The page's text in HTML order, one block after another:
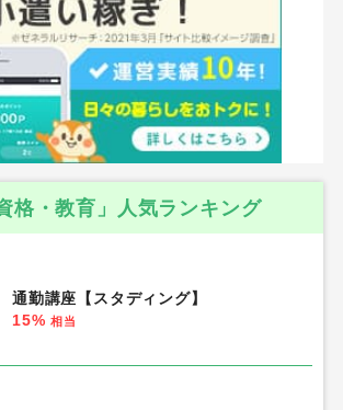
格・教育」人気ランキング
通勤講座【スタディング】
15% 相当